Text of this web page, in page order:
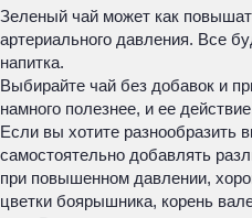
Зеленый чай может как
артериального давления. Все
напитка.
Выбирайте чай без добавок и
намного полезнее, и ее
Если вы хотите разнообразить
самостоятельно добавлять
при повышенном давлении,
цветки боярышника, корень